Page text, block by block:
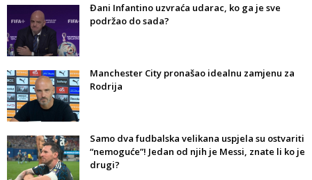
Đani Infantino uzvraća udarac, ko ga je sve
podržao do sada?
Manchester City pronašao idealnu zamjenu za
Rodrija
Samo dva fudbalska velikana uspjela su ostvariti
“nemoguće”! Jedan od njih je Messi, znate li ko je
drugi?